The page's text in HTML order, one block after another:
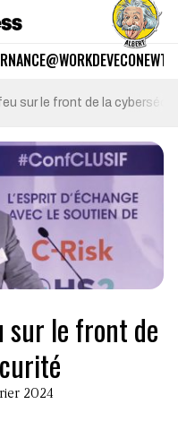
@WORKDEVECO
sur le front de la
sur le front de
2024